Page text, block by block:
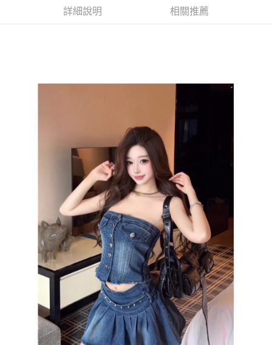
每筆NT$85，滿NT$1,200(含以上)免運費
詳細說明 相關推薦